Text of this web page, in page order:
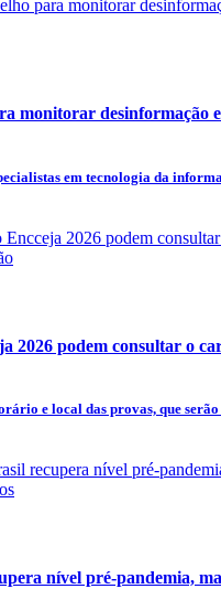
monitorar desinformação
em tecnologia da
2026 podem consultar o
e local das provas, que
nível pré-pandemia,